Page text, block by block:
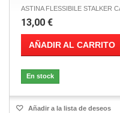
ASTINA FLESSIBILE STALKER
13,00 €
AÑADIR AL CARRITO
En stock
Añadir a la lista de deseos